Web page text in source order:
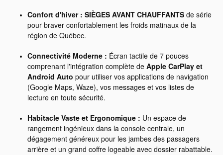
Confort d'hiver : SIÈGES AVANT CHAUFFANTS de série
pour braver confortablement les froids matinaux de la
région de Québec.
Connectivité Moderne : Écran tactile de 7 pouces
comprenant l'intégration complète de Apple CarPlay et
Android Auto pour utiliser vos applications de navigation
(Google Maps, Waze), vos messages et vos listes de
lecture en toute sécurité.
Habitacle Vaste et Ergonomique : Un espace de
rangement ingénieux dans la console centrale, un
dégagement généreux pour les jambes des passagers
arrière et un grand coffre logeable avec dossier rabattable.